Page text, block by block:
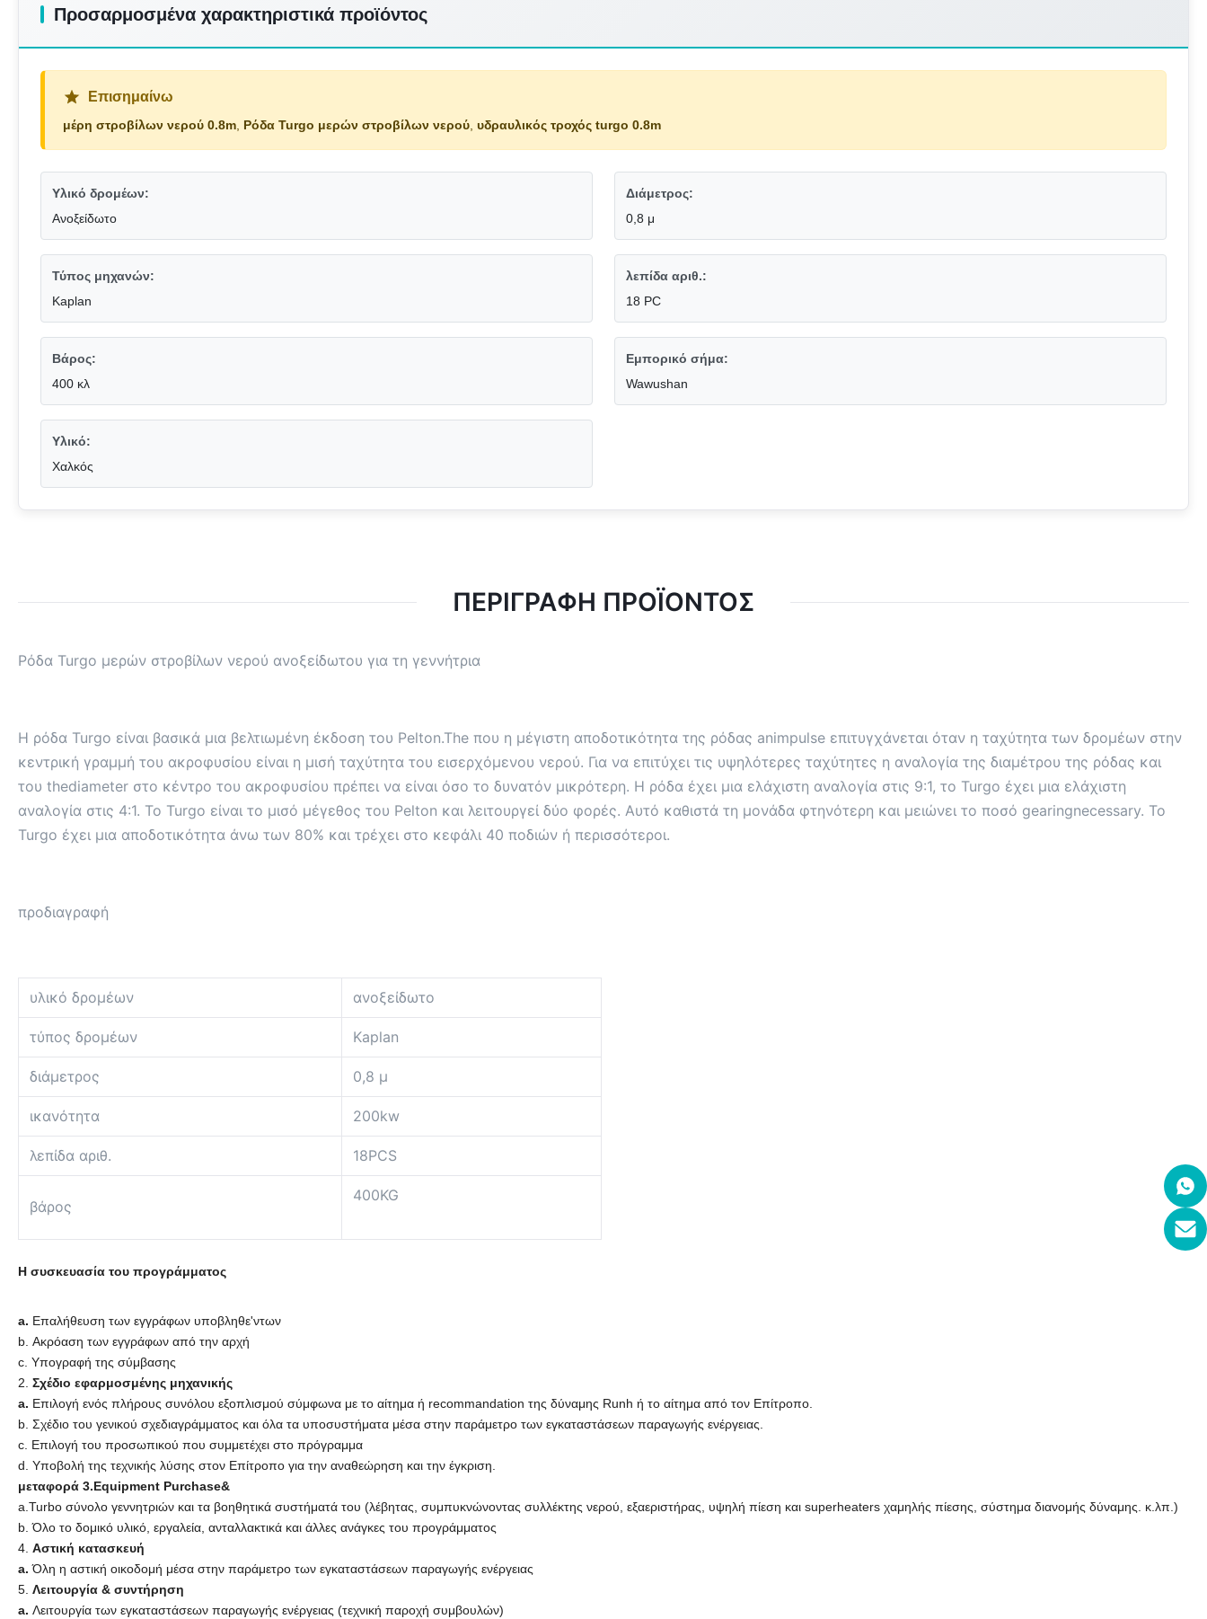
Προσαρμοσμένα χαρακτηριστικά προϊόντος
Επισημαίνω
μέρη στροβίλων νερού 0.8m Ρόδα Turgo μερών στροβίλων νερού υδραυλικός τροχός turgo 0.8m
Υλικό δρομέων:
Ανοξείδωτο
Διάμετρος:
0,8 μ
Τύπος μηχανών:
Kaplan
λεπίδα αριθ.:
18 PC
Βάρος:
400 κλ
Εμπορικό σήμα:
Wawushan
Υλικό:
Χαλκός
ΠΕΡΙΓΡΑΦΉ ΠΡΟΪΌΝΤΟΣ
Ρόδα Turgo μερών στροβίλων νερού ανοξείδωτου για τη γεννήτρια
Η ρόδα Turgo είναι βασικά μια βελτιωμένη έκδοση του Pelton.The που η μέγιστη αποδοτικότητα της ρόδας animpulse επιτυγχάνεται όταν η ταχύτητα των δρομέων στην
κεντρική γραμμή του ακροφυσίου είναι η μισή ταχύτητα του εισερχόμενου νερού. Για να επιτύχει τις υψηλότερες ταχύτητες η αναλογία της διαμέτρου της ρόδας και
του thediameter στο κέντρο του ακροφυσίου πρέπει να είναι όσο το δυνατόν μικρότερη. Η ρόδα έχει μια ελάχιστη αναλογία στις 9:1, το Turgo έχει μια ελάχιστη
αναλογία στις 4:1. Το Turgo είναι το μισό μέγεθος του Pelton και λειτουργεί δύο φορές. Αυτό καθιστά τη μονάδα φτηνότερη και μειώνει το ποσό gearingnecessary. Το
Turgo έχει μια αποδοτικότητα άνω των 80% και τρέχει στο κεφάλι 40 ποδιών ή περισσότεροι.
προδιαγραφή
υλικό δρομέων ανοξείδωτο
τύπος δρομέων Kaplan
διάμετρος 0,8 μ
ικανότητα 200kw
λεπίδα αριθ. 18PCS
βάρος
400KG
Η συσκευασία του προγράμματος
a. Επαλήθευση των εγγράφων υποβληθε'ντων
b. Ακρόαση των εγγράφων από την αρχή
c. Υπογραφή της σύμβασης
2. Σχέδιο εφαρμοσμένης μηχανικής
a. Επιλογή ενός πλήρους συνόλου εξοπλισμού σύμφωνα με το αίτημα ή recommandation της δύναμης Runh ή το αίτημα από τον Επίτροπο.
b. Σχέδιο του γενικού σχεδιαγράμματος και όλα τα υποσυστήματα μέσα στην παράμετρο των εγκαταστάσεων παραγωγής ενέργειας.
c. Επιλογή του προσωπικού που συμμετέχει στο πρόγραμμα
d. Υποβολή της τεχνικής λύσης στον Επίτροπο για την αναθεώρηση και την έγκριση.
μεταφορά 3.Equipment Purchase&
a.Turbo σύνολο γεννητριών και τα βοηθητικά συστήματά του (λέβητας, συμπυκνώνοντας συλλέκτης νερού, εξαεριστήρας, υψηλή πίεση και superheaters χαμηλής πίεσης, σύστημα διανομής δύναμης. κ.λπ.)
b. Όλο το δομικό υλικό, εργαλεία, ανταλλακτικά και άλλες ανάγκες του προγράμματος
4. Αστική κατασκευή
a.Όλη η αστική οικοδομή μέσα στην παράμετρο των εγκαταστάσεων παραγωγής ενέργειας
5. Λειτουργία & συντήρηση
a. Λειτουργία των εγκαταστάσεων παραγωγής ενέργειας (τεχνική παροχή συμβουλών)